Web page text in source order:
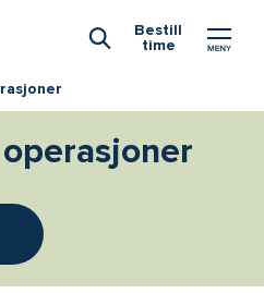
Bestill
time